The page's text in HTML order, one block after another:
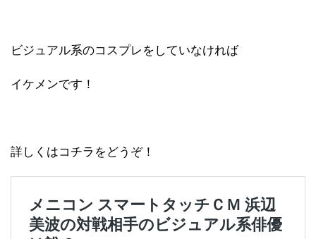
ビジュアル系のコスプレをしていなければ
イケメンです！
詳しくはコチラをどうぞ！